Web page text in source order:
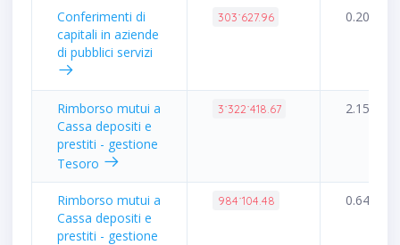
Conferimenti di
capitali in aziende
di pubblici servizi
303˙627.96 0.20%
Rimborso mutui a
Cassa depositi e
prestiti - gestione
Tesoro
3˙322˙418.67 2.15%
Rimborso mutui a
Cassa depositi e
prestiti - gestione
984˙104.48 0.64%